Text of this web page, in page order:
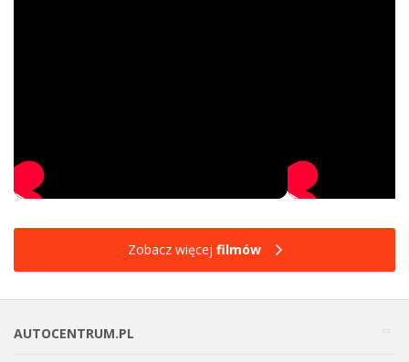
Zobacz więcej filmów
AUTOCENTRUM.PL